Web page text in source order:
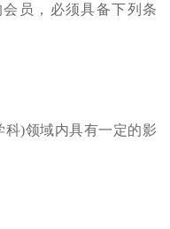
员，必须具备下列条
)领域内具有一定的影